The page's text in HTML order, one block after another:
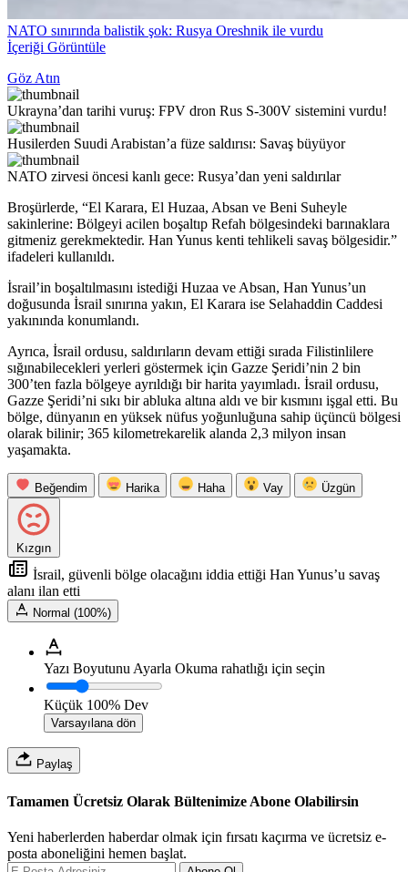
NATO sınırında balistik şok: Rusya Oreshnik ile vurdu
İçeriği Görüntüle
Göz Atın
Ukrayna’dan tarihi vuruş: FPV dron Rus S-300V sistemini vurdu!
Husilerden Suudi Arabistan’a füze saldırısı: Savaş büyüyor
NATO zirvesi öncesi kanlı gece: Rusya’dan yeni saldırılar
Broşürlerde, “El Karara, El Huzaa, Absan ve Beni Suheyle
sakinlerine: Bölgeyi acilen boşaltıp Refah bölgesindeki barınaklara
gitmeniz gerekmektedir. Han Yunus kenti tehlikeli savaş bölgesidir.”
ifadeleri kullanıldı.
İsrail’in boşaltılmasını istediği Huzaa ve Absan, Han Yunus’un
doğusunda İsrail sınırına yakın, El Karara ise Selahaddin Caddesi
yakınında konumlandı.
Ayrıca, İsrail ordusu, saldırıların devam ettiği sırada Filistinlilere
sığınabilecekleri yerleri göstermek için Gazze Şeridi’nin 2 bin
300’ten fazla bölgeye ayrıldığı bir harita yayımladı. İsrail ordusu,
Gazze Şeridi’ni sıkı bir abluka altına aldı ve bir kısmını işgal etti. Bu
bölge, dünyanın en yüksek nüfus yoğunluğuna sahip üçüncü bölgesi
olarak bilinir; 365 kilometrekarelik alanda 2,3 milyon insan
yaşamakta.
Beğendim Harika Haha Vay Üzgün
Kızgın
İsrail, güvenli bölge olacağını iddia ettiği Han Yunus’u savaş
alanı ilan etti
Normal (100%)
Yazı Boyutunu Ayarla Okuma rahatlığı için seçin
Küçük 100% Dev
Varsayılana dön
Paylaş
Tamamen Ücretsiz Olarak Bültenimize Abone Olabilirsin
Yeni haberlerden haberdar olmak için fırsatı kaçırma ve ücretsiz e-
posta aboneliğini hemen başlat.